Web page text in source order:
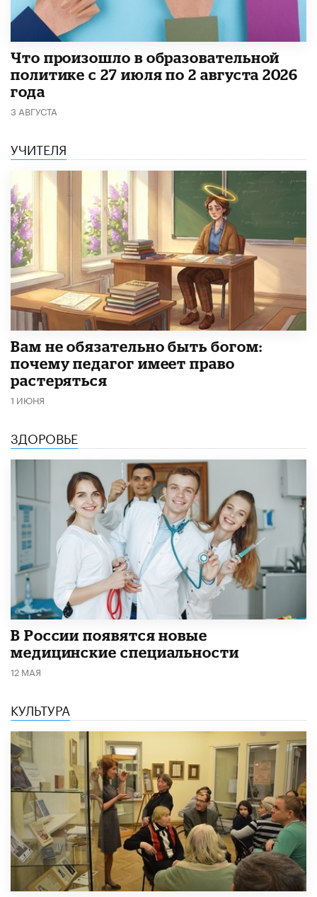
​Что произошло в образовательной
политике с 27 июля по 2 августа 2026
года
3 АВГУСТА
УЧИТЕЛЯ
​Вам не обязательно быть богом:
почему педагог имеет право
растеряться
1 ИЮНЯ
ЗДОРОВЬЕ
В России появятся новые
медицинские специальности
12 МАЯ
КУЛЬТУРА